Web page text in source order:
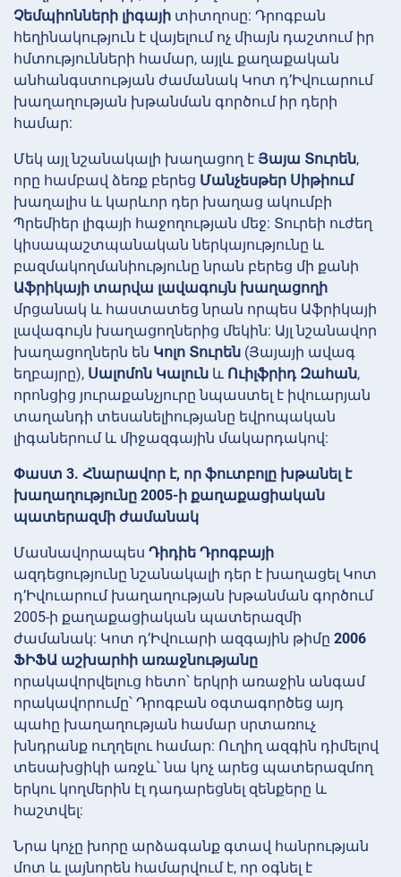
Չեմպիոնների լիգայի տիտղոսը: Դրոգբան
հեղինակություն է վայելում ոչ միայն դաշտում իր
հմտությունների համար, այլև քաղաքական
անհանգստության ժամանակ Կոտ դ’Իվուարում
խաղաղության խթանման գործում իր դերի
համար:
Մեկ այլ նշանակալի խաղացող է Յայա Տուրեն,
որը համբավ ձեռք բերեց Մանչեսթեր Սիթիում
խաղալիս և կարևոր դեր խաղաց ակումբի
Պրեմիեր լիգայի հաջողության մեջ: Տուրեի ուժեղ
կիսապաշտպանական ներկայությունը և
բազմակողմանիությունը նրան բերեց մի քանի
Աֆրիկայի տարվա լավագույն խաղացողի
մրցանակ և հաստատեց նրան որպես Աֆրիկայի
լավագույն խաղացողներից մեկին: Այլ նշանավոր
խաղացողներն են Կոլո Տուրեն (Յայայի ավագ
եղբայրը), Սալոմոն Կալուն և Ուիլֆրիդ Զահան,
որոնցից յուրաքանչյուրը նպաստել է իվուարյան
տաղանդի տեսանելիությանը եվրոպական
լիգաներում և միջազգային մակարդակով:
Փաստ 3. Հնարավոր է, որ ֆուտբոլը խթանել է
խաղաղությունը 2005-ի քաղաքացիական
պատերազմի ժամանակ
Մասնավորապես Դիդիե Դրոգբայի
ազդեցությունը նշանակալի դեր է խաղացել Կոտ
դ’Իվուարում խաղաղության խթանման գործում
2005-ի քաղաքացիական պատերազմի
ժամանակ: Կոտ դ’Իվուարի ազգային թիմը 2006
ՖԻՖԱ աշխարհի առաջնությանը
որակավորվելուց հետո՝ երկրի առաջին անգամ
որակավորումը՝ Դրոգբան օգտագործեց այդ
պահը խաղաղության համար սրտառուչ
խնդրանք ուղղելու համար: Ուղիղ ազգին դիմելով
տեսախցիկի առջև՝ նա կոչ արեց պատերազմող
երկու կողմերին էլ դադարեցնել զենքերը և
հաշտվել:
Նրա կոչը խորը արձագանք գտավ հանրության
մոտ և լայնորեն համարվում է, որ օգնել է